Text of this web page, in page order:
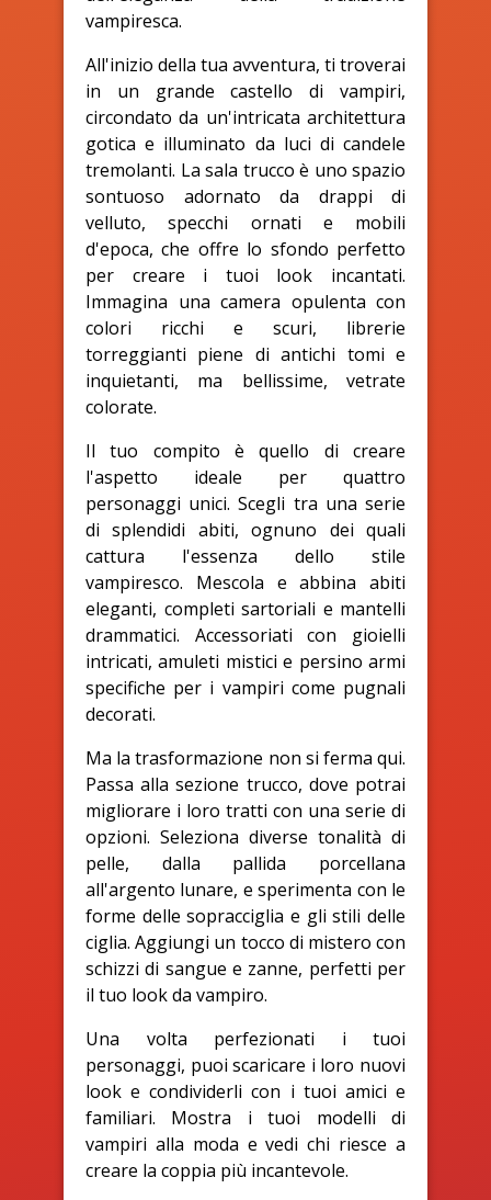
vampiresca.
All'inizio della tua avventura, ti troverai
in un grande castello di vampiri,
circondato da un'intricata architettura
gotica e illuminato da luci di candele
tremolanti. La sala trucco è uno spazio
sontuoso adornato da drappi di
velluto, specchi ornati e mobili
d'epoca, che offre lo sfondo perfetto
per creare i tuoi look incantati.
Immagina una camera opulenta con
colori ricchi e scuri, librerie
torreggianti piene di antichi tomi e
inquietanti, ma bellissime, vetrate
colorate.
Il tuo compito è quello di creare
l'aspetto ideale per quattro
personaggi unici. Scegli tra una serie
di splendidi abiti, ognuno dei quali
cattura l'essenza dello stile
vampiresco. Mescola e abbina abiti
eleganti, completi sartoriali e mantelli
drammatici. Accessoriati con gioielli
intricati, amuleti mistici e persino armi
specifiche per i vampiri come pugnali
decorati.
Ma la trasformazione non si ferma qui.
Passa alla sezione trucco, dove potrai
migliorare i loro tratti con una serie di
opzioni. Seleziona diverse tonalità di
pelle, dalla pallida porcellana
all'argento lunare, e sperimenta con le
forme delle sopracciglia e gli stili delle
ciglia. Aggiungi un tocco di mistero con
schizzi di sangue e zanne, perfetti per
il tuo look da vampiro.
Una volta perfezionati i tuoi
personaggi, puoi scaricare i loro nuovi
look e condividerli con i tuoi amici e
familiari. Mostra i tuoi modelli di
vampiri alla moda e vedi chi riesce a
creare la coppia più incantevole.